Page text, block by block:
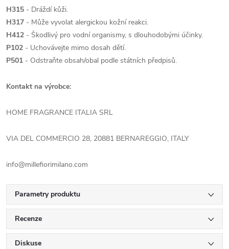
H315 - Dráždí kůži.
H317 - Může vyvolat alergickou kožní reakci.
H412 - Škodlivý pro vodní organismy, s dlouhodobými účinky.
P102 - Uchovávejte mimo dosah dětí.
P501 - Odstraňte obsah/obal podle státních předpisů.
Kontakt na výrobce:
HOME FRAGRANCE ITALIA SRL
VIA DEL COMMERCIO 28, 20881 BERNAREGGIO, ITALY
info@millefiorimilano.com
Parametry produktu
Recenze
Diskuse